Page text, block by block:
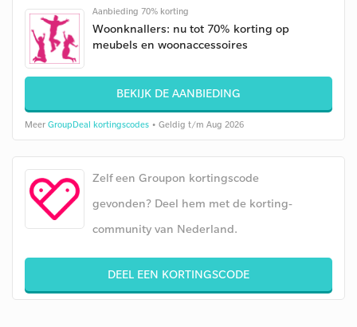
Aanbieding 70% korting
Woonknallers: nu tot 70% korting op
meubels en woonaccessoires
BEKIJK DE AANBIEDING
Meer GroupDeal kortingscodes • Geldig t/m Aug 2026
Zelf een Groupon kortingscode
gevonden? Deel hem met de korting-
community van Nederland.
DEEL EEN KORTINGSCODE